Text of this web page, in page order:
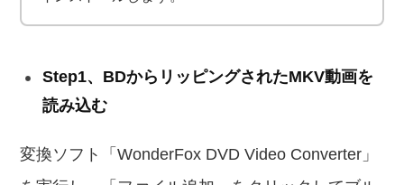
Step1、BDからリッピングされたMKV動画を
読み込む
変換ソフト「WonderFox DVD Video Converter」